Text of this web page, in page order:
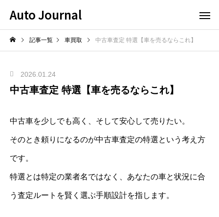
Auto Journal
記事一覧 車買取 中古車査定 特選【車を売るならこれ】
2026.01.24
中古車査定 特選【車を売るならこれ】
中古車を少しでも高く、そして安心して売りたい。
そのとき頼りになるのが中古車査定の特選という考え方
です。
特選とは特定の業者名ではなく、あなたの車と状況に合
う査定ルートを賢く選ぶ手順設計を指します。